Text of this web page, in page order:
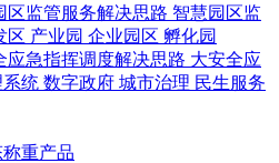
区监管服务解决思路 智慧园区监
区 产业园 企业园区 孵化园
应急指挥调度解决思路 大安全应
系统 数字政府 城市治理 民生服务
重产品